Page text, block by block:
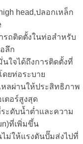
head,ปลอกเหล็ก
รถติดตั้งในท่อสำหรับ
ลึก
ใจได้ถึงการติดตั้งที่
ยท่อระบาย
ลผ่านให้ประสิทธิภาพ
ตอร์สูงสุด
ะดับน้ำต่ำและความ
ที่เพิ่มขึ้น
ม่ให้แรงดันปั๊มส่งไปที่